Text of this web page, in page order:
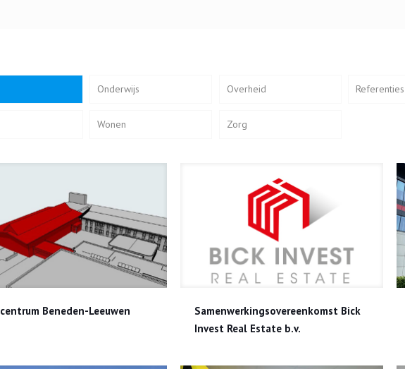
Onderwijs Overheid Referenties
Wonen Zorg
Beneden-Leeuwen
Beneden-Leeuwen Samenwerkingsovereenkomst Bick Invest Real Estate b.v.
Samenwerkingsovereenkomst Bick
Invest Real Estate b.v.